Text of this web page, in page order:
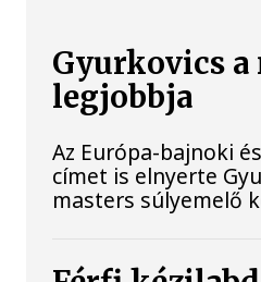
Gyurkovics a
legjobbja
Az Európa-bajnoki
címet is elnyerte
masters súlyemelő